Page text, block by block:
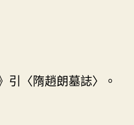
引〈隋趙朗墓誌〉。